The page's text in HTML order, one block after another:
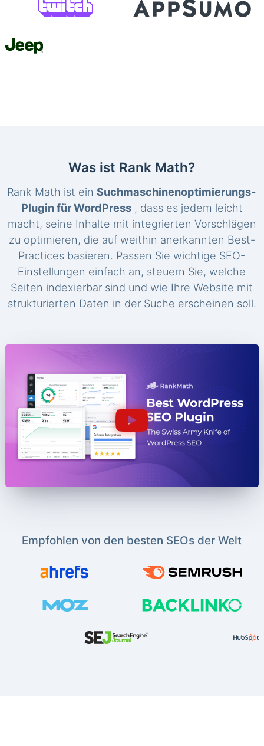
Was ist Rank Math?
Rank Math ist einSuchmaschinenoptimierungs-
Plugin für WordPress, dass es jedem leicht
macht, seine Inhalte mit integrierten Vorschlägen
zu optimieren, die auf weithin anerkannten Best-
Practices basieren. Passen Sie wichtige SEO-
Einstellungen einfach an, steuern Sie, welche
Seiten indexierbar sind und wie Ihre Website mit
strukturierten Daten in der Suche erscheinen soll.
Empfohlen von den besten SEOs der Welt